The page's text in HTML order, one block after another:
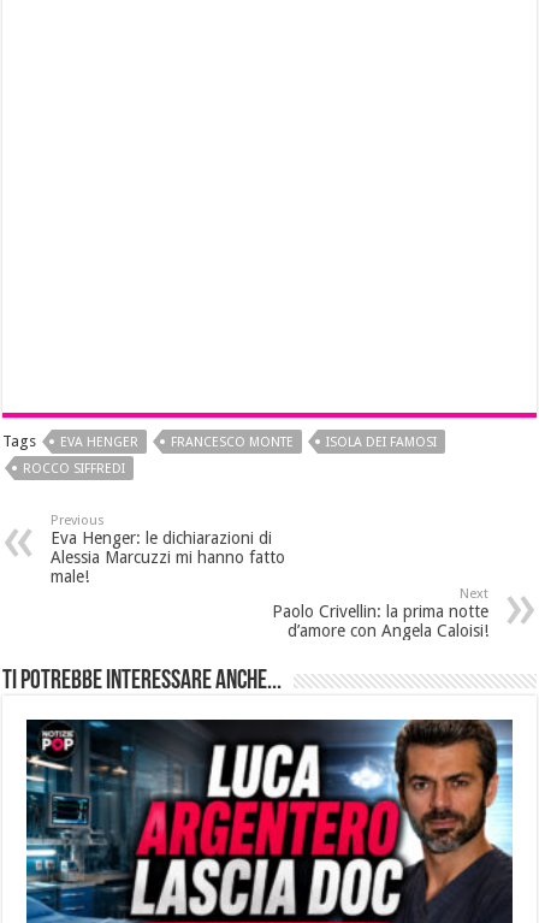
Tags EVA HENGER FRANCESCO MONTE
ISOLA DEI FAMOSI
ROCCO SIFFREDI
Previous
Eva Henger: le dichiarazioni di
Alessia Marcuzzi mi hanno fatto
male!
Next
Paolo Crivellin: la prima notte
d’amore con Angela Caloisi!
Ti potrebbe interessare anche...